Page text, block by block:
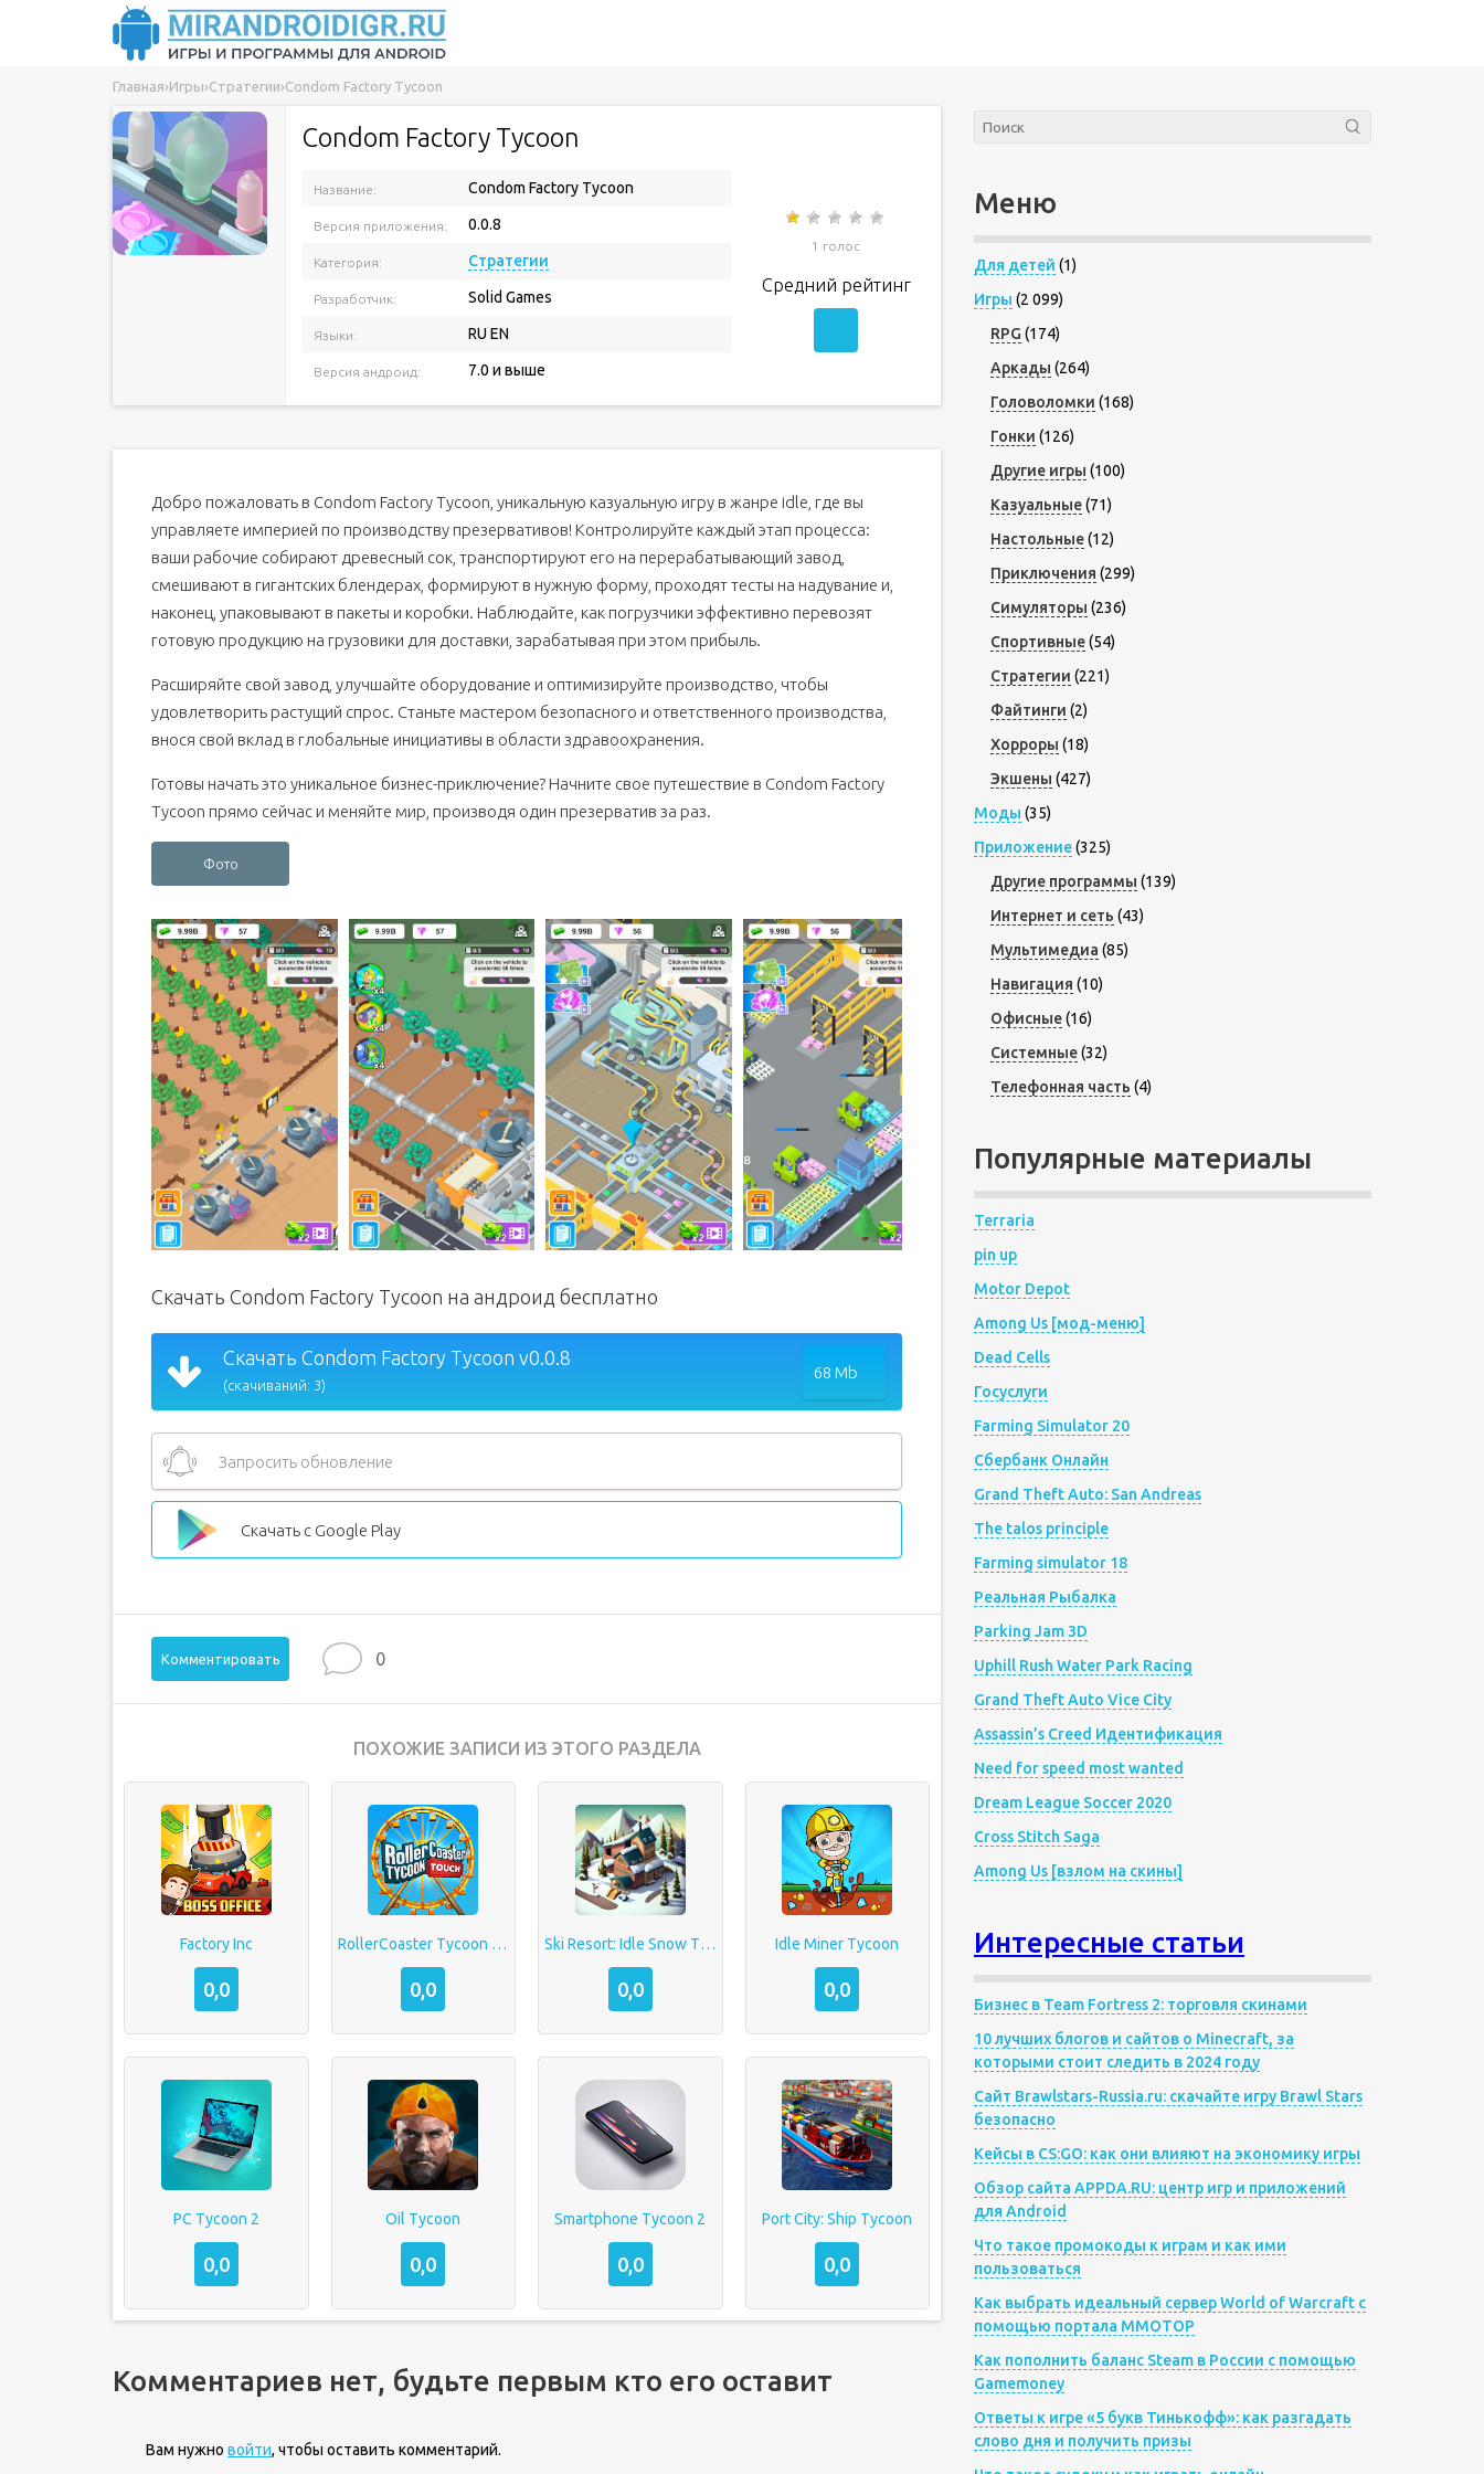
Главная›Игры›Стратегии›Condom Factory Tycoon
Condom Factory Tycoon
Название: Condom Factory Tycoon
Версия приложения: 0.0.8
Категория: Стратегии
Разработчик: Solid Games
Языки: RU EN
Версия андроид: 7.0 и выше
1 голос
Средний рейтинг
Добро пожаловать в Condom Factory Tycoon, уникальную казуальную игру в жанре idle, где вы
управляете империей по производству презервативов! Контролируйте каждый этап процесса:
ваши рабочие собирают древесный сок, транспортируют его на перерабатывающий завод,
смешивают в гигантских блендерах, формируют в нужную форму, проходят тесты на надувание и,
наконец, упаковывают в пакеты и коробки. Наблюдайте, как погрузчики эффективно перевозят
готовую продукцию на грузовики для доставки, зарабатывая при этом прибыль.
Расширяйте свой завод, улучшайте оборудование и оптимизируйте производство, чтобы
удовлетворить растущий спрос. Станьте мастером безопасного и ответственного производства,
внося свой вклад в глобальные инициативы в области здравоохранения.
Готовы начать это уникальное бизнес-приключение? Начните свое путешествие в Condom Factory
Tycoon прямо сейчас и меняйте мир, производя один презерватив за раз.
Фото
Скачать Condom Factory Tycoon на андроид бесплатно
Скачать Condom Factory Tycoon v0.0.8
(скачиваний: 3)
68 Mb
Запросить обновление
Скачать с Google Play
Комментировать 0
ПОХОЖИЕ ЗАПИСИ ИЗ ЭТОГО РАЗДЕЛА
Factory Inc
0,0
RollerCoaster Tycoon Touch
0,0
Ski Resort: Idle Snow Tycoon
0,0
Idle Miner Tycoon
0,0
PC Tycoon 2
0,0
Oil Tycoon
0,0
Smartphone Tycoon 2
0,0
Port City: Ship Tycoon
0,0
Комментариев нет, будьте первым кто его оставит
Вам нужно войти, чтобы оставить комментарий.
Меню
Для детей (1)
Игры (2 099)
RPG (174)
Аркады (264)
Головоломки (168)
Гонки (126)
Другие игры (100)
Казуальные(71)
Настольные(12)
Приключения (299)
Симуляторы (236)
Спортивные(54)
Стратегии (221)
Файтинги (2)
Хорроры (18)
Экшены (427)
Моды (35)
Приложение(325)
Другие программы (139)
Интернет и сеть (43)
Мультимедиа (85)
Навигация (10)
Офисные(16)
Системные(32)
Телефонная часть (4)
Популярные материалы
Terraria
pin up
Motor Depot
Among Us [мод-меню]
Dead Cells
Госуслуги
Farming Simulator 20
Сбербанк Онлайн
Grand Theft Auto: San Andreas
The talos principle
Farming simulator 18
Реальная Рыбалка
Parking Jam 3D
Uphill Rush Water Park Racing
Grand Theft Auto Vice City
Assassin’s Creed Идентификация
Need for speed most wanted
Dream League Soccer 2020
Cross Stitch Saga
Among Us [взлом на скины]
Интересные статьи
Бизнес в Team Fortress 2: торговля скинами
10 лучших блогов и сайтов о Minecraft, за
которыми стоит следить в 2024 году
Сайт Brawlstars-Russia.ru: скачайте игру Brawl Stars
безопасно
Кейсы в CS:GO: как они влияют на экономику игры
Обзор сайта APPDA.RU: центр игр и приложений
для Android
Что такое промокоды к играм и как ими
пользоваться
Как выбрать идеальный сервер World of Warcraft с
помощью портала MMOTOP
Как пополнить баланс Steam в России с помощью
Gamemoney
Ответы к игре «5 букв Тинькофф»: как разгадать
слово дня и получить призы